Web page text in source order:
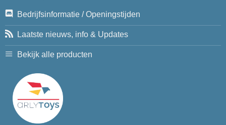
Bedrijfsinformatie / Openingstijden
Laatste nieuws, info & Updates
Bekijk alle producten